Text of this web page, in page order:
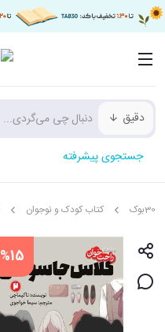
دقیق
جستجوی پیشرفته
30بوک کتاب کودک و نوجوان
%15